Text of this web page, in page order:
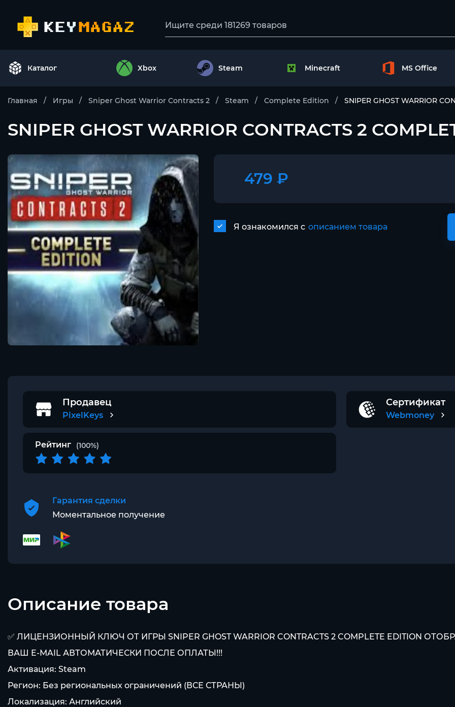
Каталог Xbox Steam Minecraft MS Office
Главная Игры Sniper Ghost Warrior Contracts 2 Steam Complete Edition SNIPER GHOST WARRIOR
SNIPER GHOST WARRIOR CONTRACTS 2
479 ₽
Я ознакомился с описанием товара
Продавец
PixelKeys
Сертификат
Webmoney
Рейтинг (100%)
Гарантия сделки
Моментальное получение
Описание товара
✅ ЛИЦЕНЗИОННЫЙ КЛЮЧ ОТ ИГРЫ SNIPER GHOST WARRIOR CONTRACTS 2 COMPLETE EDITION
ВАШ E-MAIL АВТОМАТИЧЕСКИ ПОСЛЕ ОПЛАТЫ!!!
Активация: Steam
Регион: Без региональных ограничений (ВСЕ СТРАНЫ)
Локализация: Английский